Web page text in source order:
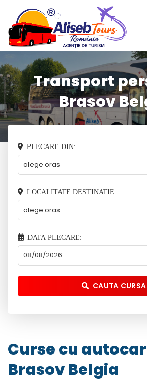
Transport
Brasov
PLECARE DIN:
LOCALITATE DESTINATIE:
DATA PLECARE:
CAUTA CURSA
Curse cu autocar
Brasov Belgia